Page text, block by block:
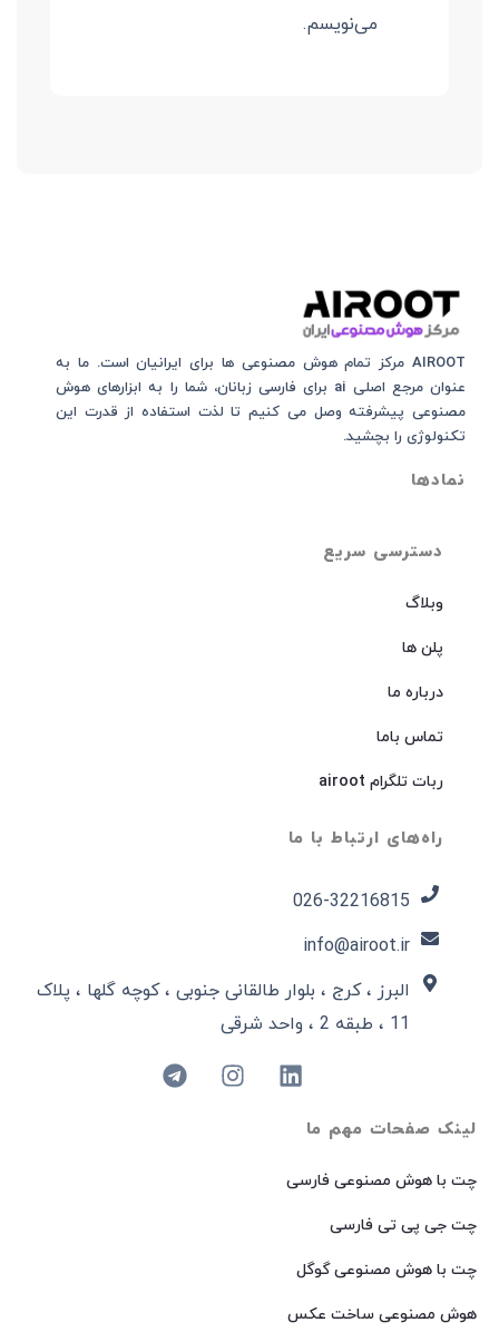
می‌نویسم.
لینک صفحات مهم ما
چت با هوش مصنوعی فارسی
چت جی پی تی فارسی
چت با هوش مصنوعی گوگل
هوش مصنوعی ساخت عکس
دسترسی سریع
وبلاگ
پلن ها
درباره ما
تماس باما
ربات تلگرام airoot
راه‌های ارتباط با ما
026-32216815​
info@airoot.ir
البرز ، کرج ، بلوار طالقانی جنوبی ، کوچه گلها ، پلاک
11 ، طبقه 2 ، واحد شرقی
AIROOT مرکز تمام هوش مصنوعی‌‌‌ ها برای ایرانیان است. ما به
عنوان مرجع اصلی ai برای فارسی زبانان، شما را به ابزارهای هوش
مصنوعی پیشرفته وصل می کنیم تا لذت استفاده از قدرت این
تکنولوژی را بچشید.
نمادها